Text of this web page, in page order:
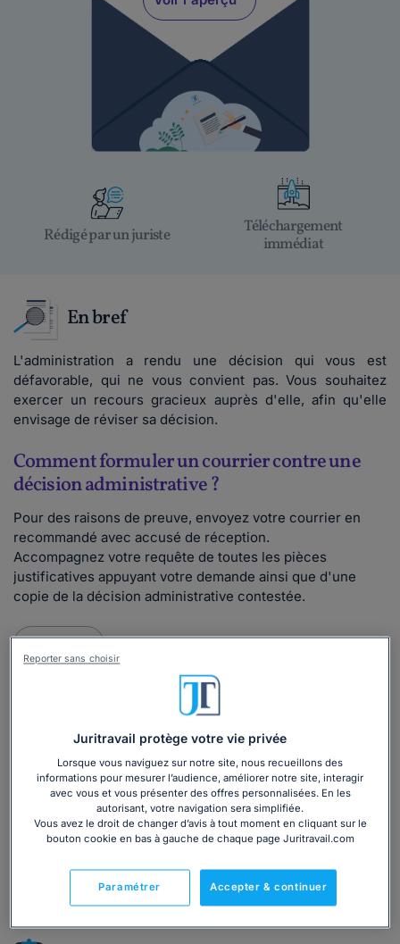
Rédigé par un juriste
Téléchargement
immédiat
En bref
L'administration a rendu une décision qui vous est
défavorable, qui ne vous convient pas. Vous souhaitez
exercer un recours gracieux auprès d'elle, afin qu'elle
envisage de réviser sa décision.
Comment formuler un courrier contre une
décision administrative ?
Pour des raisons de preuve, envoyez votre courrier en
recommandé avec accusé de réception.
Accompagnez votre requête de toutes les pièces
justificatives appuyant votre demande ainsi que d'une
copie de la décision administrative contestée.
modèle de lettreest inclus dans le
dossier :
Contester une décision de l'administration
10 110 utilisateurs ont consulté ce dossier
Découvrirle dossier
Juritravail protège votre vie privée
Lorsque vous naviguez sur notre site, nous recueillons des
informations pour mesurer l’audience, améliorer notre site, interagir
avec vous et vous présenter des offres personnalisées. En les
autorisant, votre navigation sera simplifiée.
Vous avez le droit de changer d’avis à tout moment en cliquant sur le
bouton cookie en bas à gauche de chaque page Juritravail.com
Accepter & continuer
Paramétrer
Reporter sans choisir